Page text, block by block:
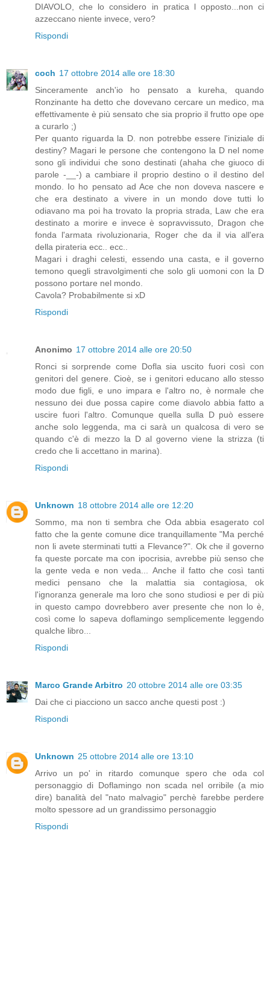
DIAVOLO, che lo considero in pratica l opposto...non ci
azzeccano niente invece, vero?
Rispondi
coch 17 ottobre 2014 alle ore 18:30
Sinceramente anch'io ho pensato a kureha, quando
Ronzinante ha detto che dovevano cercare un medico, ma
effettivamente è più sensato che sia proprio il frutto ope ope
a curarlo ;)
Per quanto riguarda la D. non potrebbe essere l'iniziale di
destiny? Magari le persone che contengono la D nel nome
sono gli individui che sono destinati (ahaha che giuoco di
parole -__-) a cambiare il proprio destino o il destino del
mondo. Io ho pensato ad Ace che non doveva nascere e
che era destinato a vivere in un mondo dove tutti lo
odiavano ma poi ha trovato la propria strada, Law che era
destinato a morire e invece è sopravvissuto, Dragon che
fonda l'armata rivoluzionaria, Roger che da il via all'era
della pirateria ecc.. ecc..
Magari i draghi celesti, essendo una casta, e il governo
temono quegli stravolgimenti che solo gli uomoni con la D
possono portare nel mondo.
Cavola? Probabilmente si xD
Rispondi
Anonimo 17 ottobre 2014 alle ore 20:50
Ronci si sorprende come Dofla sia uscito fuori così con
genitori del genere. Cioè, se i genitori educano allo stesso
modo due figli, e uno impara e l'altro no, è normale che
nessuno dei due possa capire come diavolo abbia fatto a
uscire fuori l'altro. Comunque quella sulla D può essere
anche solo leggenda, ma ci sarà un qualcosa di vero se
quando c'è di mezzo la D al governo viene la strizza (ti
credo che li accettano in marina).
Rispondi
Unknown 18 ottobre 2014 alle ore 12:20
Sommo, ma non ti sembra che Oda abbia esagerato col
fatto che la gente comune dice tranquillamente "Ma perché
non li avete sterminati tutti a Flevance?". Ok che il governo
fa queste porcate ma con ipocrisia, avrebbe più senso che
la gente veda e non veda... Anche il fatto che così tanti
medici pensano che la malattia sia contagiosa, ok
l'ignoranza generale ma loro che sono studiosi e per di più
in questo campo dovrebbero aver presente che non lo è,
così come lo sapeva doflamingo semplicemente leggendo
qualche libro...
Rispondi
Marco Grande Arbitro 20 ottobre 2014 alle ore 03:35
Dai che ci piacciono un sacco anche questi post :)
Rispondi
Unknown 25 ottobre 2014 alle ore 13:10
Arrivo un po' in ritardo comunque spero che oda col
personaggio di Doflamingo non scada nel orribile (a mio
dire) banalità del "nato malvagio" perchè farebbe perdere
molto spessore ad un grandissimo personaggio
Rispondi